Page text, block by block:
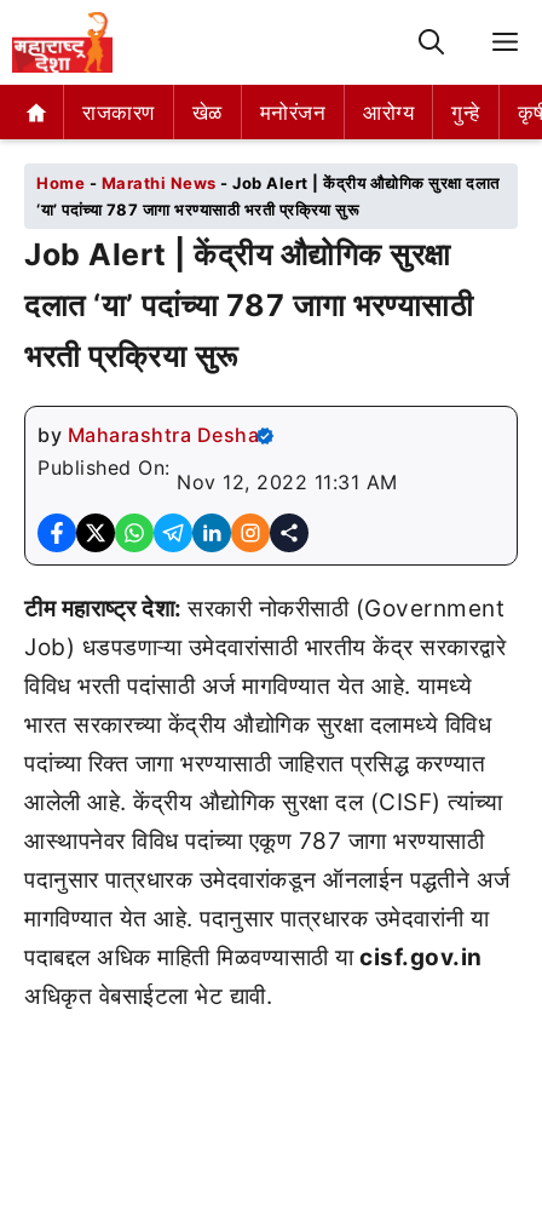
राजकारण खेळ मनोरंजन आरोग्य गुन्हे
राजकारण खेळ मनोरंजन आरोग्य गुन्हे
Home - Marathi News - Job Alert | केंद्रीय औद्योगिक सुरक्षा दलात
‘या’ पदांच्या 787 जागा भरण्यासाठी भरती प्रक्रिया सुरू
Job Alert | केंद्रीय औद्योगिक सुरक्षा
दलात ‘या’ पदांच्या 787 जागा भरण्यासाठी
भरती प्रक्रिया सुरू
by Maharashtra Desha
Published On:
Nov 12, 2022 11:31 AM
टीम महाराष्ट्र देशा:सरकारी नोकरीसाठी (Government
Job) धडपडणाऱ्या उमेदवारांसाठी भारतीय केंद्र सरकारद्वारे
विविध भरती पदांसाठी अर्ज मागविण्यात येत आहे. यामध्ये
भारत सरकारच्या केंद्रीय औद्योगिक सुरक्षा दलामध्ये विविध
पदांच्या रिक्त जागा भरण्यासाठी जाहिरात प्रसिद्ध करण्यात
आलेली आहे. केंद्रीय औद्योगिक सुरक्षा दल (CISF) त्यांच्या
आस्थापनेवर विविध पदांच्या एकूण 787 जागा भरण्यासाठी
पदानुसार पात्रधारक उमेदवारांकडून ऑनलाईन पद्धतीने अर्ज
मागविण्यात येत आहे. पदानुसार पात्रधारक उमेदवारांनी या
पदाबद्दल अधिक माहिती मिळवण्यासाठी याcisf.gov.in
अधिकृत वेबसाईटला भेट द्यावी.